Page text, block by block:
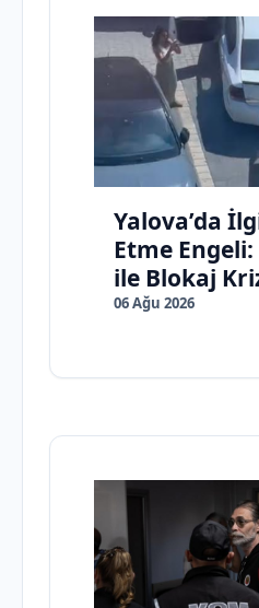
Yalova’da
Etme
ile Blokaj
06 Ağu 2026